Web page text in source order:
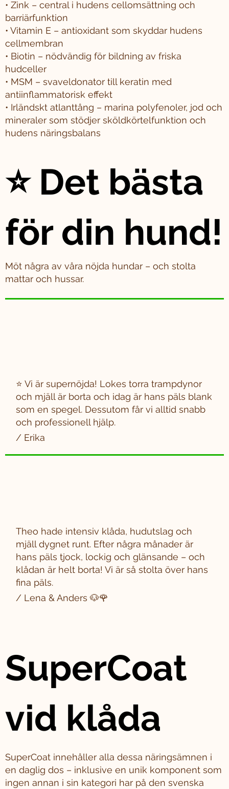
• Zink – central i hudens cellomsättning och
barriärfunktion
• Vitamin E – antioxidant som skyddar hudens
cellmembran
• Biotin – nödvändig för bildning av friska
hudceller
• MSM – svaveldonator till keratin med
antiinflammatorisk effekt
• Irländskt atlanttång – marina polyfenoler, jod och
mineraler som stödjer sköldkörtelfunktion och
hudens näringsbalans
⭐ Det bästa
för din hund!
Möt några av våra nöjda hundar – och stolta
mattar och hussar.
⭐ Vi är supernöjda! Lokes torra trampdynor
och mjäll är borta och idag är hans päls blank
som en spegel. Dessutom får vi alltid snabb
och professionell hjälp.
/ Erika
Theo hade intensiv klåda, hudutslag och
mjäll dygnet runt. Efter några månader är
hans päls tjock, lockig och glänsande – och
klådan är helt borta! Vi är så stolta över hans
fina päls.
/ Lena & Anders 🐶🌹
SuperCoat
vid klåda
SuperCoat innehåller alla dessa näringsämnen i
en daglig dos – inklusive en unik komponent som
ingen annan i sin kategori har på den svenska